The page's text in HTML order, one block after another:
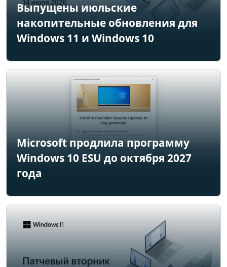
Выпущены июльские
накопительные обновления для
Windows 11 и Windows 10
Microsoft продлила программу
Windows 10 ESU до октября 2027
года